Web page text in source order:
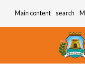
Main content search